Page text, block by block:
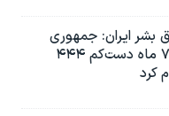
بشر ایران: جمهوری
اسلامی طی ۷ ماه دست‌کم ۴۴۴
کرد